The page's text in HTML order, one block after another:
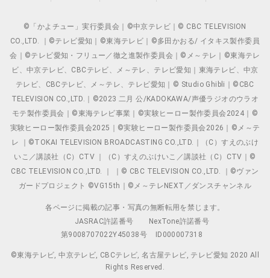
©「かよチュー」実行委員会｜©中京テレビ｜© CBC TELEVISION
CO.,LTD. ｜©テレビ愛知｜©東海テレビ｜©多田かおる/ イタキス製作委員
会｜©テレビ愛知・フリュー／徹之進製作委員会｜©メ～テレ｜©東海テレ
ビ、中京テレビ、CBCテレビ、メ～テレ、テレビ愛知｜東海テレビ、中京
テレビ、CBCテレビ、メ～テレ、テレビ愛知｜© Studio Ghibli｜©CBC
TELEVISION CO.,LTD.｜©2023 二月 公/KADOKAWA/声優ラジオのウラオ
モテ製作委員会｜©東海テレビ事業｜©実験ヒーロー製作委員会2024｜©
実験ヒーロー製作委員会2025｜©実験ヒーロー製作委員会2026｜©メ～テ
レ ｜©TOKAI TELEVISION BROADCASTING CO.,LTD.｜（C）すえのぶけ
いこ／講談社（C）CTV ｜（C）すえのぶけいこ／講談社（C）CTV｜©
CBC TELEVISION CO.,LTD. ｜ ｜© CBC TELEVISION CO.,LTD. ｜©ヴァン
ガードプロジェクト ©VG15th｜©メ～テレNEXT／ダンスチャンネル
各ページに掲載の記事・写真の無断転用を禁じます。
JASRAC許諾番号
NexTone許諾番号
第9008707022Y45038号
ID000007318
©東海テレビ, 中京テレビ, CBCテレビ, 名古屋テレビ, テレビ愛知 2020 All
Rights Reserved.